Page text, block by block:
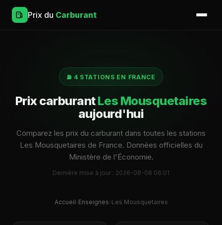
Prix du Carburant
⛽ 4 STATIONS EN FRANCE
Prix carburantLes Mousquetaires
aujourd'hui
Comparez les prix du carburant dans toutes les stations
Les Mousquetaires de France. Données officielles du
Ministère de l'Économie.
Dernière mise à jour : 2026-08-08 06:01
Accueil› Enseignes› Les Mousquetaires